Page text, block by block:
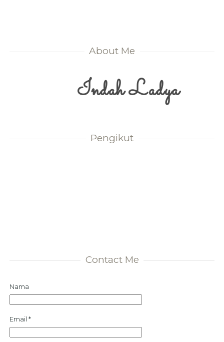
About Me
Indah Ladya
Pengikut
Contact Me
Nama
Email*